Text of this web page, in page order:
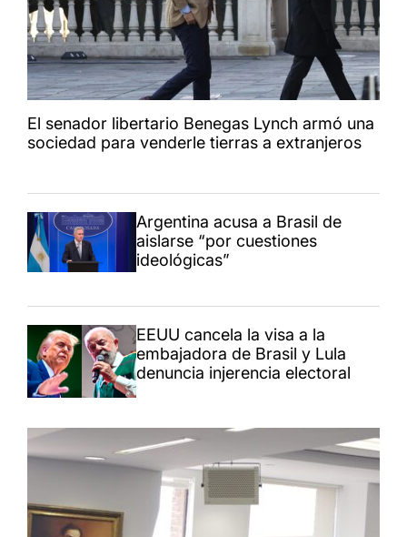
El senador libertario Benegas Lynch armó una
sociedad para venderle tierras a extranjeros
Argentina acusa a Brasil de
aislarse “por cuestiones
ideológicas”
EEUU cancela la visa a la
embajadora de Brasil y Lula
denuncia injerencia electoral